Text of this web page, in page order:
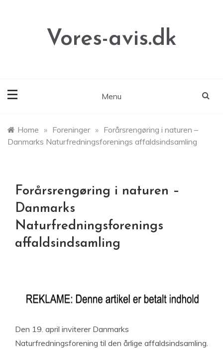
Vores-avis.dk
Menu
Home » Foreninger » Forårsrengøring i naturen –
Danmarks Naturfredningsforenings affaldsindsamling
Forårsrengøring i naturen –
Danmarks
Naturfredningsforenings
affaldsindsamling
Den 19. april inviterer Danmarks
Naturfredningsforening til den årlige affaldsindsamling.